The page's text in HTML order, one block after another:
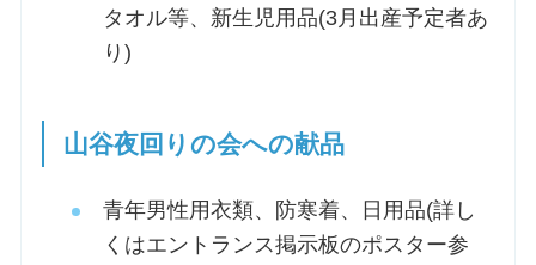
タオル等、新生児用品(3月出産予定者あ
り)
山谷夜回りの会への献品
青年男性用衣類、防寒着、日用品(詳し
くはエントランス掲示板のポスター参